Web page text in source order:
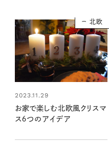
北欧
2023.11.29
お家で楽しむ北欧風クリスマ
ス６つのアイデア